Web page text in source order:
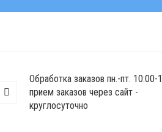
Обработка заказов пн.-пт. 10:00-
прием заказов через сайт -
круглосуточно